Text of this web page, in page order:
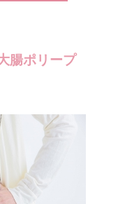
腸ポリープ